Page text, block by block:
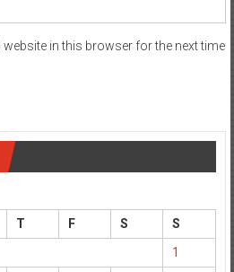
website in this browser for the next time
T F S
S
1